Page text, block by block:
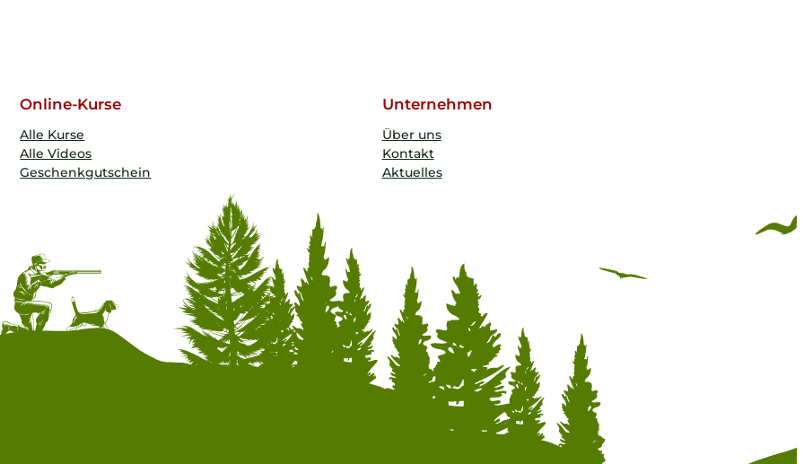
Online-Kurse
Alle Kurse
Alle Videos
Geschenkgutschein
Unternehmen
Über uns
Kontakt
Aktuelles